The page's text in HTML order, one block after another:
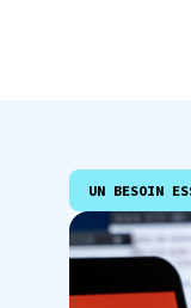
UN BESOIN